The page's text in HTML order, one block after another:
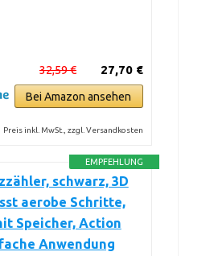
27,70 €
32,59 €
Bei Amazon ansehen
Preis inkl. MwSt., zzgl. Versandkosten
EMPFEHLUNG
schwarz, 3D
aerobe Schritte,
Speicher, Action
Anwendung